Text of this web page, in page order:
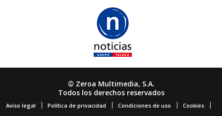
© Zeroa Multimedia, S.A.
Todos los derechos reservados
Aviso legal Política de privacidad Condiciones de uso Cookies